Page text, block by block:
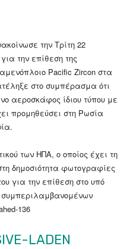
την Τρίτη 22
την επίθεση της
Pacific Zircon στα
στο συμπέρασμα ότι
αεροσκάφος ίδιου τύπου με
προμηθεύσει στη Ρωσία
των ΗΠΑ, ο οποίος έχει τη
δημοσιότητα φωτογραφίες
για την επίθεση στο υπό
συμπεριλαμβανομένων
136
LADEN